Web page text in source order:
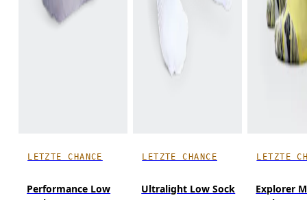
LETZTE CHANCE
Performance Low
LETZTE CHANCE
Ultralight Low Sock
LETZTE
Explorer